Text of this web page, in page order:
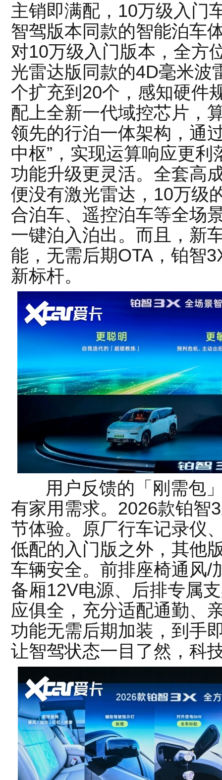
主销即满配，10万级入门
智驾版本同款的智能泊车
对10万级入门版本，全方
光雷达版同款的4D毫米波
个扩充到20个，感知硬件
配上全新一代域控芯片，
领先的行泊一体架构，通
中枢”，实现运算响应更
功能升级更灵活。全套高
便没有激光雷达，10万级
合泊车、遥控泊车等全场
一键泊入泊出。而且，新
能，无需后期OTA，铂智
新标杆。
用户反馈的「刚需包」
有家用需求。2026款铂智
节体验。原厂行车记录仪
低配的入门版之外，其他
车辆安全。前排座椅通风/
备厢12V电源、后排专属
应俱全，充分适配通勤、
功能无需后期加装，到手
让智驾状态一目了然，科